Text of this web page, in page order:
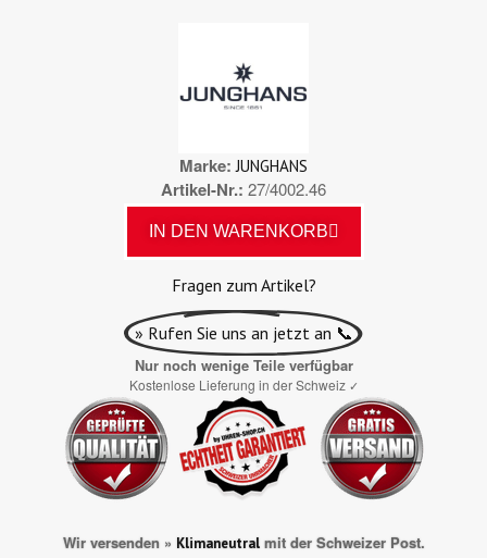
Marke JUNGHANS
Artikel-Nr. 27/4002.46
IN DEN WARENKORB
Fragen zum Artikel?
» Rufen Sie uns an jetzt an 📞
Nur noch wenige Teile verfügbar
Kostenlose Lieferung in der Schweiz ✓
Wir versenden » Klimaneutralmit der Schweizer Post.